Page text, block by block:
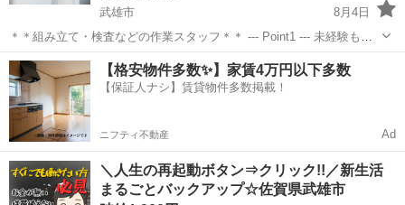
武雄市
8月4日
＊＊組み立て・検査などの作業スタッフ＊＊ --- Point1 --- 未経験も就
業OK！ 工場未経験でもご安心ください！！ 先輩スタッフがイチから
丁寧にサポート！ 未経験からスタートした方も多数活躍しています
☆...
佐賀 武雄市 工場 スタッフ
【格安物件多数✨】家賃4万円以下多数
【保証人ナシ】賃貸物件多数掲載！
ニフティ不動産 Ad
＼人生の再起動ボタン⇒クリック!!／新生活
まるごとバックアップ☆佐賀県武雄市